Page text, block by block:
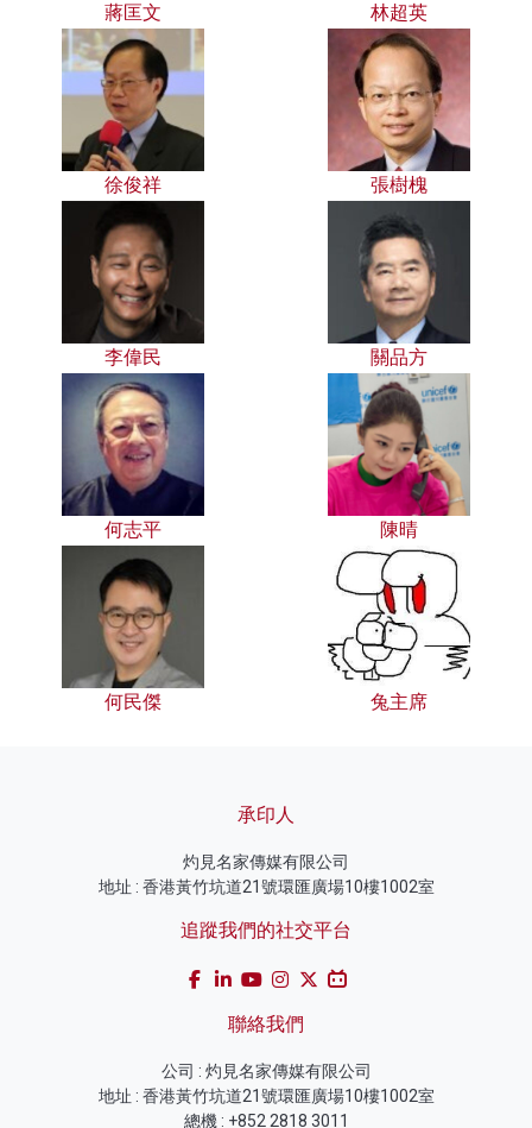
蔣匡文 林超英
徐俊祥 張樹槐
李偉民 關品方
何志平 陳晴
何民傑 兔主席
承印人
灼見名家傳媒有限公司
地址 : 香港黃竹坑道21號環匯廣場10樓1002室
追蹤我們的社交平台
聯絡我們
公司 : 灼見名家傳媒有限公司
地址 : 香港黃竹坑道21號環匯廣場10樓1002室
總機 : +852 2818 3011